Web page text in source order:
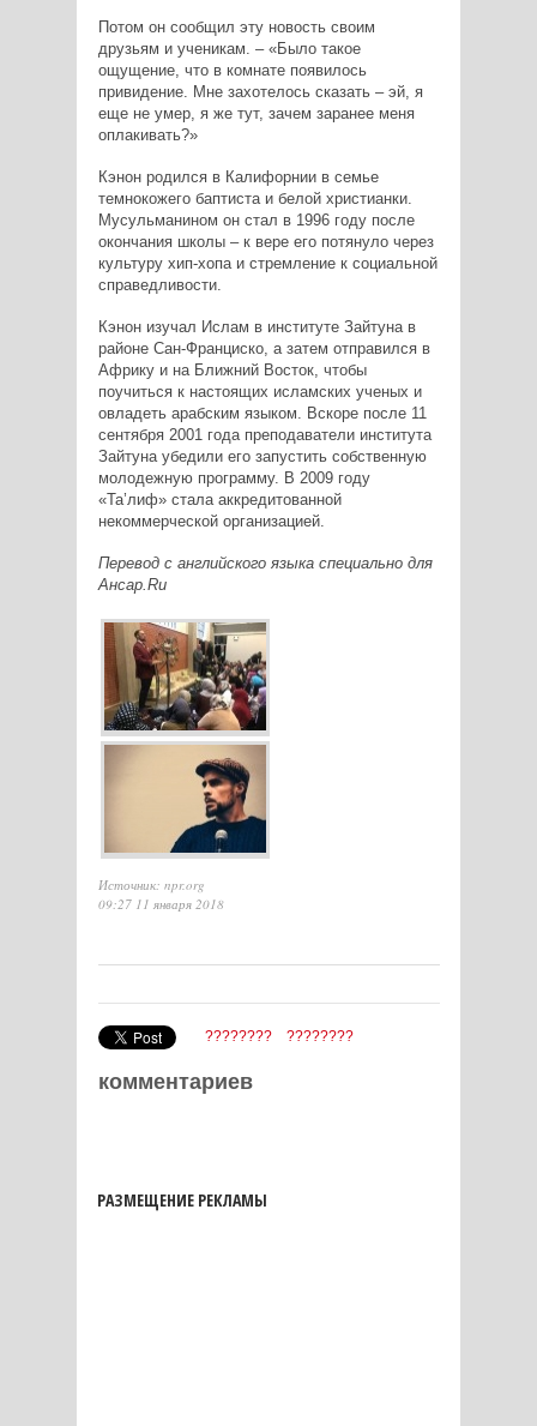
Потом он сообщил эту новость своим
друзьям и ученикам. – «Было такое
ощущение, что в комнате появилось
привидение. Мне захотелось сказать – эй, я
еще не умер, я же тут, зачем заранее меня
оплакивать?»
Кэнон родился в Калифорнии в семье
темнокожего баптиста и белой христианки.
Мусульманином он стал в 1996 году после
окончания школы – к вере его потянуло через
культуру хип-хопа и стремление к социальной
справедливости.
Кэнон изучал Ислам в институте Зайтуна в
районе Сан-Франциско, а затем отправился в
Африку и на Ближний Восток, чтобы
поучиться к настоящих исламских ученых и
овладеть арабским языком. Вскоре после 11
сентября 2001 года преподаватели института
Зайтуна убедили его запустить собственную
молодежную программу. В 2009 году
«Та’лиф» стала аккредитованной
некоммерческой организацией.
Перевод с английского языка специально для
Ансар.Ru
Источник: npr.org
09:27 11 января 2018
???????? ????????
комментариев
РАЗМЕЩЕНИЕ РЕКЛАМЫ